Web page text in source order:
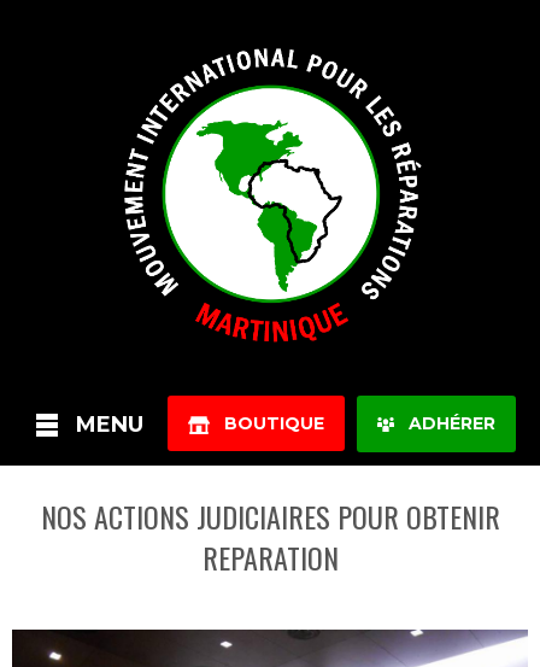
ADHÉRER
BOUTIQUE
MENU
NOS ACTIONS JUDICIAIRES POUR OBTENIR
REPARATION